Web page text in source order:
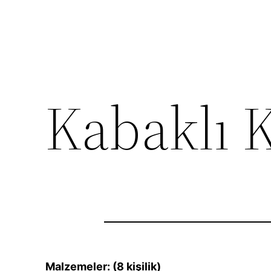
Kabaklı
Malzemeler: (8 kişilik)